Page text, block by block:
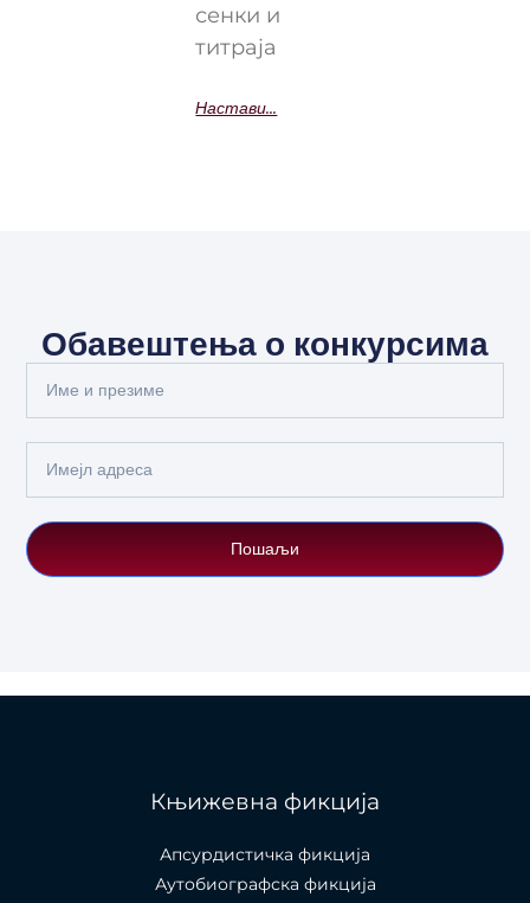
сенки и
титраја
Настави...
Обавештења о конкурсима
Пошаљи
Књижевна фикција
Апсурдистичка фикција
Аутобиографска фикција